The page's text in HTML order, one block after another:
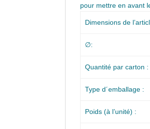
pour mettre en avant
Dimensions de
∅:
Quantité par carton :
Type d´emballage :
Poids (à l’unité) :